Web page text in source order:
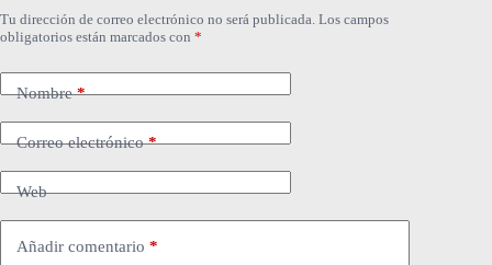
Tu dirección de correo electrónico no será publicada. Los campos
obligatorios están marcados con *
Nombre*
Correo electrónico*
Web
Añadir comentario *